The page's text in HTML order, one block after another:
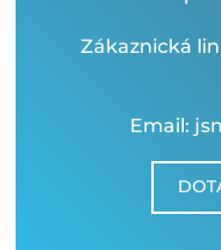
Zákaznická
Email: